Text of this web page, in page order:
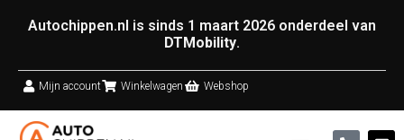
Autochippen.nl is sinds 1 maart 2026 onderdeel van
DTMobility.
Mijn account Winkelwagen Webshop